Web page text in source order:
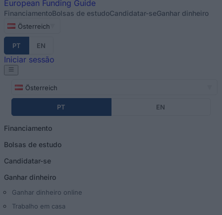
European Funding Guide
FinanciamentoBolsas de estudoCandidatar-seGanhar dinheiro
Österreich
PT EN
Iniciar sessão
Österreich
PT EN
Financiamento
Bolsas de estudo
Candidatar-se
Ganhar dinheiro
Ganhar dinheiro online
Trabalho em casa